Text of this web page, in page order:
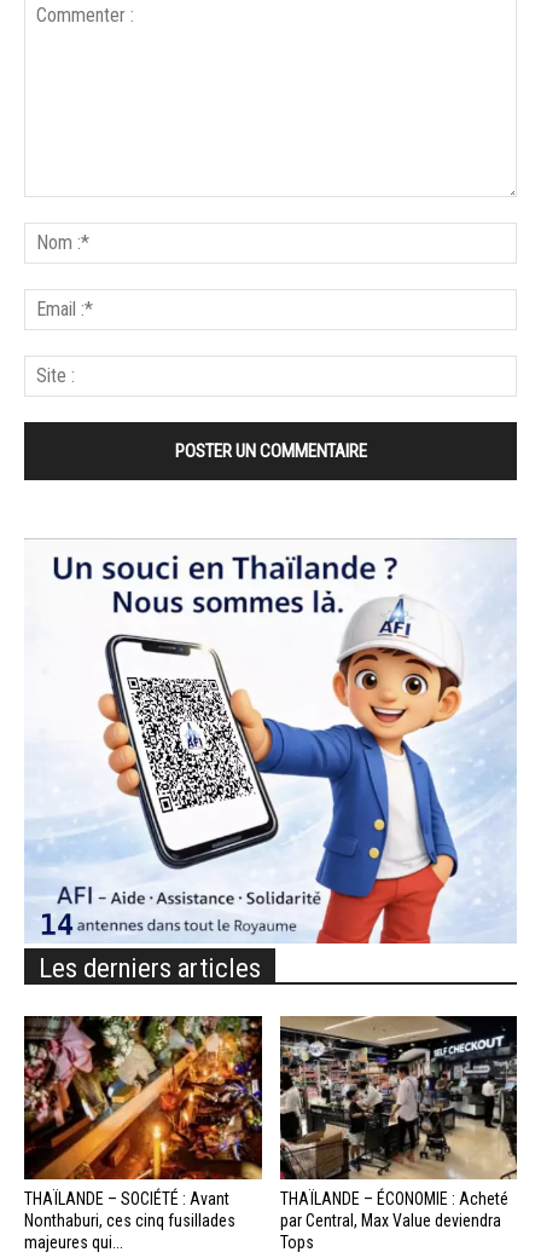
Les derniers articles
THAÏLANDE – SOCIÉTÉ : Avant
Nonthaburi, ces cinq fusillades
majeures qui...
THAÏLANDE – ÉCONOMIE : Acheté
par Central, Max Value deviendra
Tops